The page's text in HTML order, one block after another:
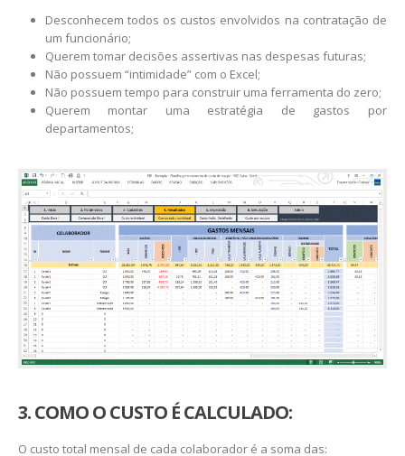
Desconhecem todos os custos envolvidos na contratação de
um funcionário;
Querem tomar decisões assertivas nas despesas futuras;
Não possuem “intimidade” com o Excel;
Não possuem tempo para construir uma ferramenta do zero;
Querem montar uma estratégia de gastos por
departamentos;
3. COMO O CUSTO É CALCULADO:
O custo total mensal de cada colaborador é a soma das: